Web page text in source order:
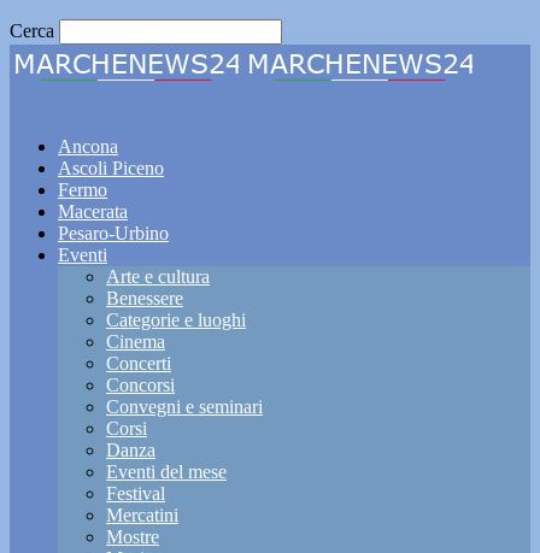
Cerca
Ancona
Ascoli Piceno
Fermo
Macerata
Pesaro-Urbino
Eventi
Arte e cultura
Benessere
Categorie e luoghi
Cinema
Concerti
Concorsi
Convegni e seminari
Corsi
Danza
Eventi del mese
Festival
Mercatini
Mostre